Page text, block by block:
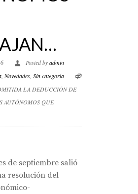
Posted byadmin
Novedades Sin categoría
LA DEDUCCIÓN DE
AUTÓNOMOS QUE
de septiembre salió
resolución del